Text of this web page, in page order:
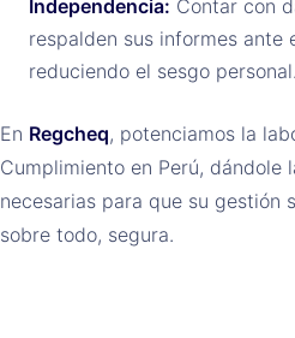
Independencia: Contar con
respalden sus informes ante
reduciendo el sesgo personal.
En Regcheq, potenciamos la
Cumplimiento en Perú, dándole
necesarias para que su gestión
sobre todo, segura.